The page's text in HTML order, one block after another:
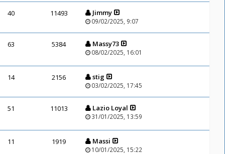
40 11493 Jimmy
09/02/2025, 9:07
63 5384 Massy73
08/02/2025, 16:01
14 2156 stig
03/02/2025, 17:45
51 11013 Lazio Loyal
31/01/2025, 13:59
11 1919 Massi
10/01/2025, 15:22